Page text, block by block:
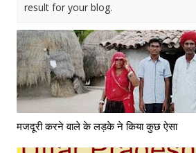
result for your blog.
मजदूरी करने वाले के लड़के ने किया कुछ ऐसा